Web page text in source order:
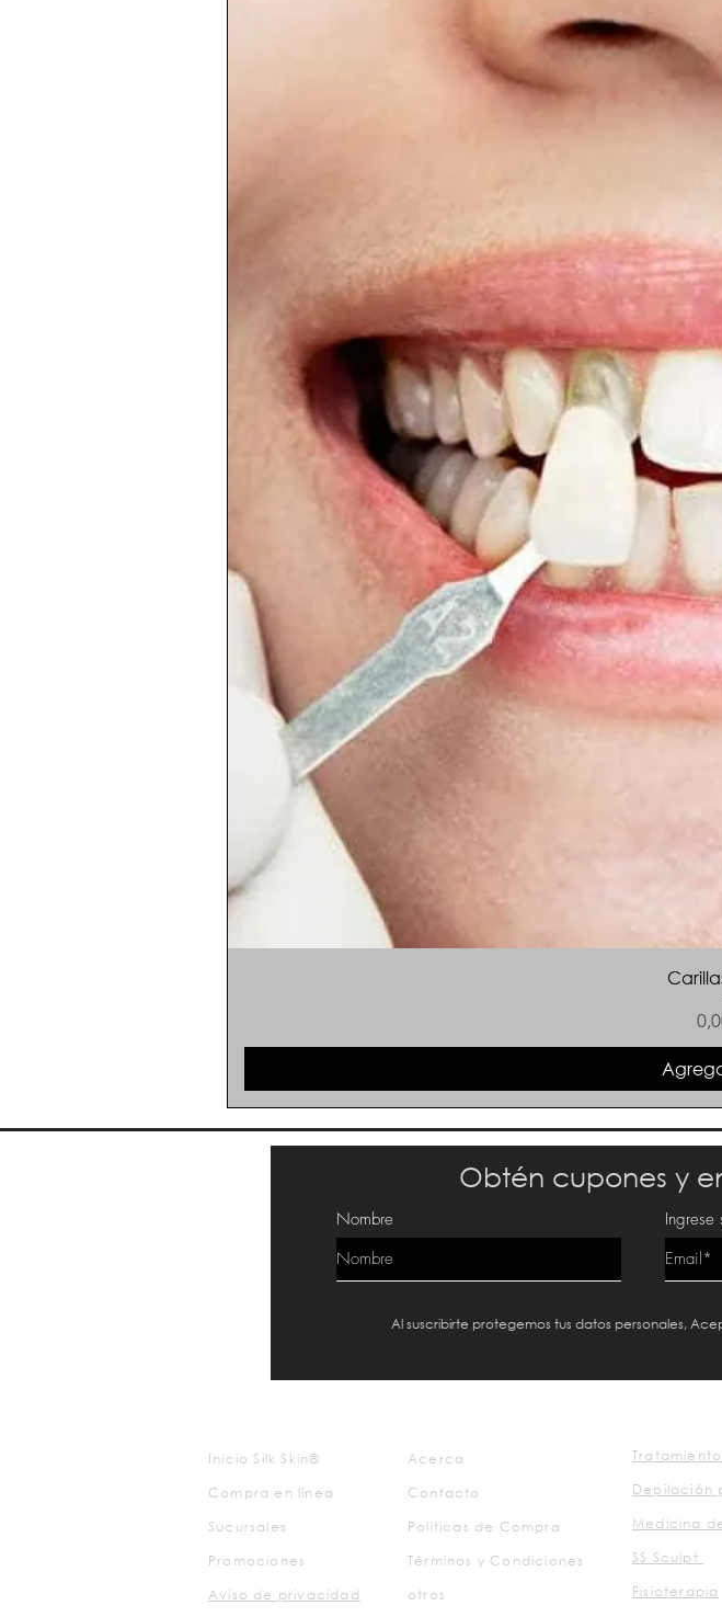
Obtén cupones y
Nombre Ingrese
Al suscribirte protegemos tus datos personales,
Inicio Silk Skin®
Compra en línea
Sucursales
Promociones
Aviso de privacidad
Acerca
Contacto
Políticas de Compra
Términos y Condiciones
otros
Depilación
Medicina
SS Sculpt
Fisioterapia